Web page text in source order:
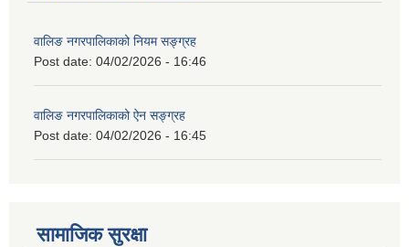
वालिङ नगरपालिकाको नियम सङ्ग्रह
Post date: 04/02/2026 - 16:46
वालिङ नगरपालिकाको ऐन सङ्ग्रह
Post date: 04/02/2026 - 16:45
सामाजिक सुरक्षा